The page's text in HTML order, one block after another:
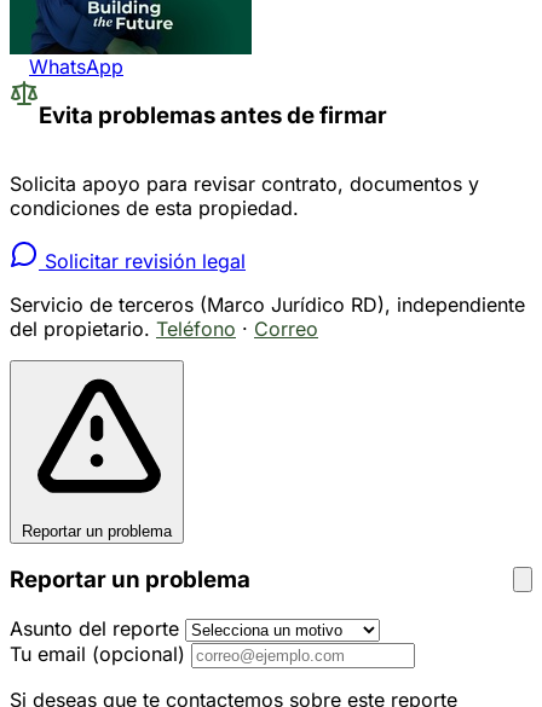
WhatsApp
Evita problemas antes de firmar
Solicita apoyo para revisar contrato, documentos y
condiciones de esta propiedad.
Solicitar revisión legal
Servicio de terceros (Marco Jurídico RD), independiente
del propietario. Teléfono · Correo
Reportar un problema
Reportar un problema
Asunto del reporte
Tu email (opcional)
Si deseas que te contactemos sobre este reporte